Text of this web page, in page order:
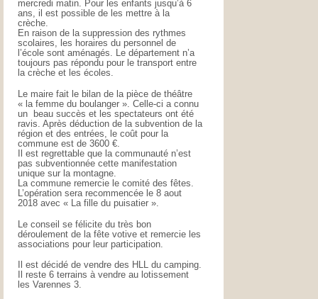
mercredi matin. Pour les enfants jusqu’à 6
ans, il est possible de les mettre à la
crèche.
En raison de la suppression des rythmes
scolaires, les horaires du personnel de
l’école sont aménagés. Le département n’a
toujours pas répondu pour le transport entre
la crèche et les écoles.
Le maire fait le bilan de la pièce de théâtre
« la femme du boulanger ». Celle-ci a connu
un beau succès et les spectateurs ont été
ravis. Après déduction de la subvention de la
région et des entrées, le coût pour la
commune est de 3600 €.
Il est regrettable que la communauté n’est
pas subventionnée cette manifestation
unique sur la montagne.
La commune remercie le comité des fêtes.
L’opération sera recommencée le 8 aout
2018 avec « La fille du puisatier ».
Le conseil se félicite du très bon
déroulement de la fête votive et remercie les
associations pour leur participation.
Il est décidé de vendre des HLL du camping.
Il reste 6 terrains à vendre au lotissement
les Varennes 3.